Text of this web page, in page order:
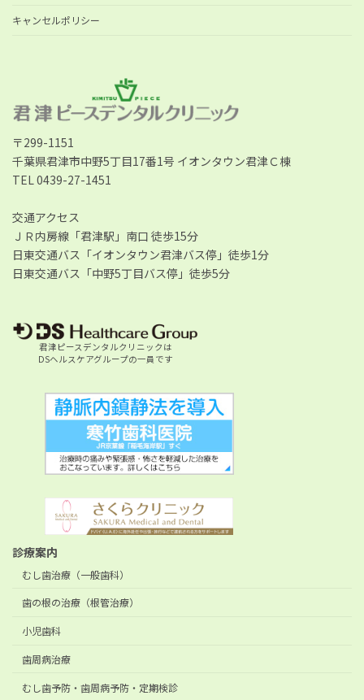
キャンセルポリシー
〒299-1151
千葉県君津市中野5丁目17番1号 イオンタウン君津Ｃ棟
TEL 0439-27-1451
交通アクセス
ＪＲ内房線「君津駅」南口 徒歩15分
日東交通バス「イオンタウン君津バス停」徒歩1分
日東交通バス「中野5丁目バス停」徒歩5分
君津ピースデンタルクリニックは
DSヘルスケアグループの一員です
診療案内
むし歯治療（一般歯科）
歯の根の治療（根管治療）
小児歯科
歯周病治療
むし歯予防・歯周病予防・定期検診